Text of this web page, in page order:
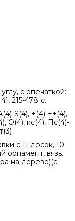
с опечаткой:
215-478 с.
S(4), +(4)-++(4),
О(4), кс(4), Пс(4)-
с 11 досок, 10
орнамент, вязь.
на дереве)(с.